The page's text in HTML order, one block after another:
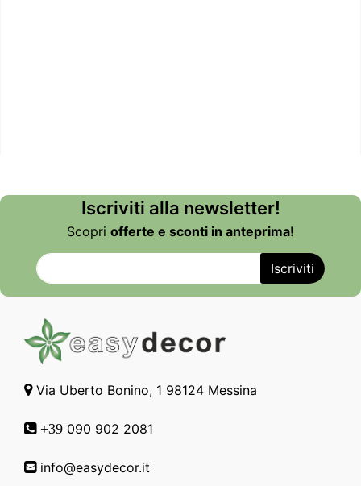
Iscriviti alla newsletter!
Scopri offerte e sconti in anteprima!
Via Uberto Bonino, 1 98124 Messina
+39 090 902 2081
info@easydecor.it